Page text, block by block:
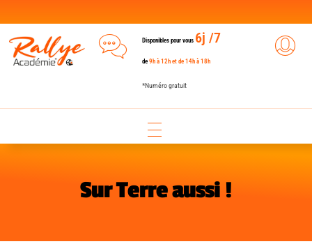
Disponibles pour vous 6j /7
de 9h à 12h et de 14h à 18h
*Numéro gratuit
Sur Terre aussi !